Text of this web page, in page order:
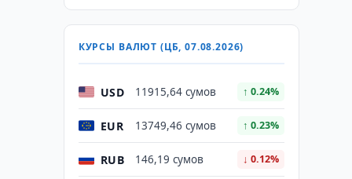
КУРСЫ ВАЛЮТ (ЦБ, 07.08.2026)
USD 11915,64 сумов ↑ 0.24%
EUR 13749,46 сумов ↑ 0.23%
RUB 146,19 сумов ↓ 0.12%